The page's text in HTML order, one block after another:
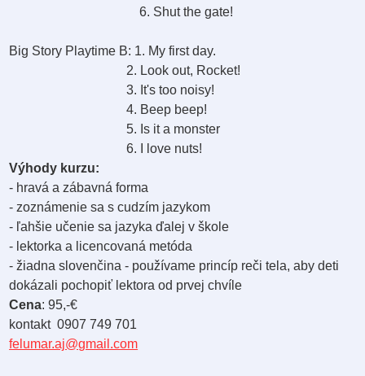
6. Shut the gate!
Big Story Playtime B: 1. My first day.
2. Look out, Rocket!
3. It's too noisy!
4. Beep beep!
5. Is it a monster
6. I love nuts!
Výhody kurzu:
- hravá a zábavná forma
- zoznámenie sa s cudzím jazykom
- ľahšie učenie sa jazyka ďalej v škole
- lektorka a licencovaná metóda
- žiadna slovenčina - používame princíp reči tela, aby deti
dokázali pochopiť lektora od prvej chvíle
Cena: 95,-€
kontakt 0907 749 701
felumar.aj@gmail.com